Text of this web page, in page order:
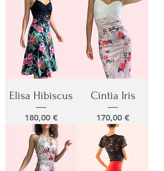
Elisa Hibiscus
Prix
180,00 €
Cintia Iris
Prix
170,00 €